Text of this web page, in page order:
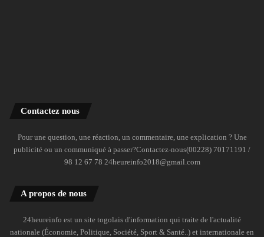
Contactez nous
Pour une question, une réaction, un commentaire, une explication ? Une
publicité ou un communiqué à passer?Contactez-nous(00228) 70171191 /
98 12 67 78 24heureinfo2018@gmail.com
A propos de nous
24heureinfo est un site togolais d'information qui traite de l'actualité
nationale (Économie, Politique, Société, Sport & Santé..) et internationale en